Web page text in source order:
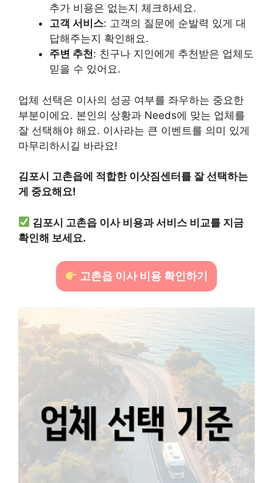
추가 비용은 없는지 체크하세요.
고객 서비스: 고객의 질문에 순발력 있게 대
답해주는지 확인해요.
주변 추천: 친구나 지인에게 추천받은 업체도
믿을 수 있어요.
업체 선택은 이사의 성공 여부를 좌우하는 중요한
부분이에요. 본인의 상황과 Needs에 맞는 업체를
잘 선택해야 해요. 이사라는 큰 이벤트를 의미 있게
마무리하시길 바라요!
김포시 고촌읍에 적합한 이삿짐센터를 잘 선택하는
게 중요해요!
김포시 고촌읍 이사 비용과 서비스 비교를 지금
확인해 보세요.
고촌읍 이사 비용 확인하기